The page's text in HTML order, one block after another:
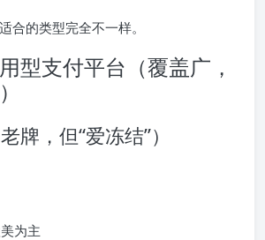
合的类型完全不一样。
型支付平台（覆盖广，
牌，但“爱冻结”）
为主